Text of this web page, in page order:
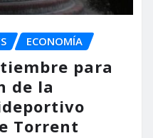
ECONOMÍA
para
de la
Torrent